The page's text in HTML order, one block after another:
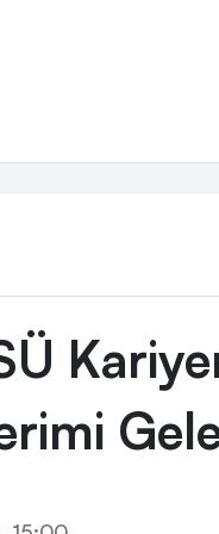
Geleceğimi Tasarlıyorum